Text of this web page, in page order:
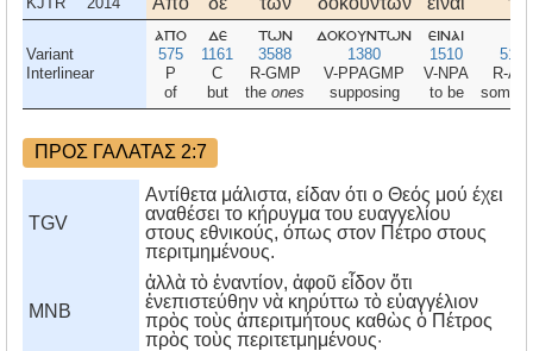
Variant
Interlinear
απο
575
P
of
δε
1161
C
but
των
3588
R-GMP
the ones
δοκουντων
1380
V-PPAGMP
supposing
ειναι
1510
V-NPA
to be
5100
R-
ΠΡΟΣ ΓΑΛΑΤΑΣ 2:7
TGV
Αντίθετα μάλιστα, είδαν ότι ο Θεός μού έχει
αναθέσει το κήρυγμα του ευαγγελίου
στους εθνικούς, όπως στον Πέτρο στους
περιτμημένους.
MNB
ἀλλὰ τὸ ἐναντίον, ἀφοῦ εἶδον ὅτι
ἐνεπιστεύθην νὰ κηρύττω τὸ εὐαγγέλιον
πρὸς τοὺς ἀπεριτμήτους καθὼς ὁ Πέτρος
πρὸς τοὺς περιτετμημένους·